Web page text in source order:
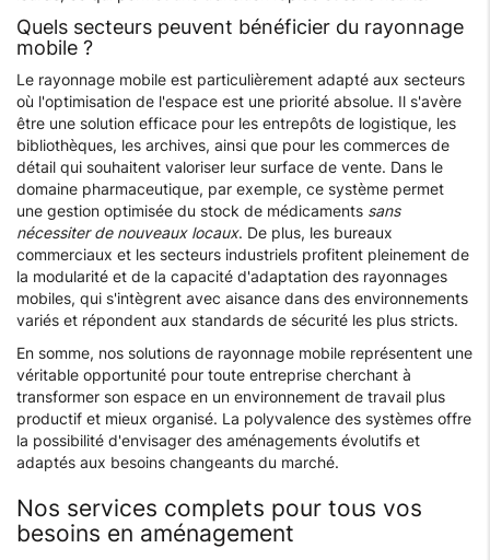
Quels secteurs peuvent bénéficier du rayonnage
mobile ?
Le rayonnage mobile est particulièrement adapté aux secteurs
où l'optimisation de l'espace est une priorité absolue. Il s'avère
être une solution efficace pour les entrepôts de logistique, les
bibliothèques, les archives, ainsi que pour les commerces de
détail qui souhaitent valoriser leur surface de vente. Dans le
domaine pharmaceutique, par exemple, ce système permet
une gestion optimisée du stock de médicaments sans
nécessiter de nouveaux locaux. De plus, les bureaux
commerciaux et les secteurs industriels profitent pleinement de
la modularité et de la capacité d'adaptation des rayonnages
mobiles, qui s'intègrent avec aisance dans des environnements
variés et répondent aux standards de sécurité les plus stricts.
En somme, nos solutions de rayonnage mobile représentent une
véritable opportunité pour toute entreprise cherchant à
transformer son espace en un environnement de travail plus
productif et mieux organisé. La polyvalence des systèmes offre
la possibilité d'envisager des aménagements évolutifs et
adaptés aux besoins changeants du marché.
Nos services complets pour tous vos
besoins en aménagement